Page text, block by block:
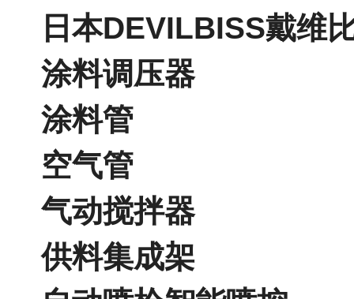
日本DEVILBISS戴维
涂料调压器
涂料管
空气管
气动搅拌器
供料集成架